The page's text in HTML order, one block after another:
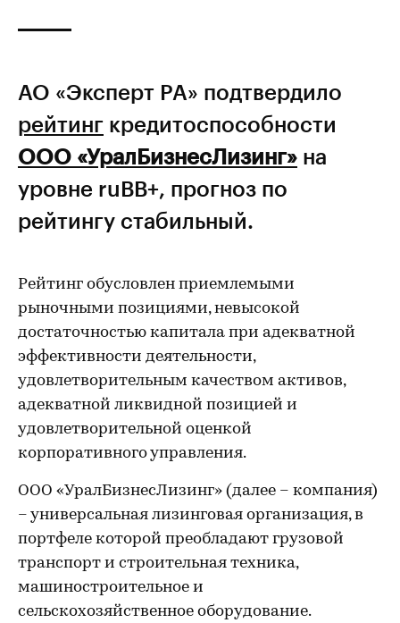
АО «Эксперт РА» подтвердило
рейтинг кредитоспособности
ООО «УралБизнесЛизинг» на
уровне ruВВ+, прогноз по
рейтингу стабильный.
Рейтинг обусловлен приемлемыми
рыночными позициями, невысокой
достаточностью капитала при адекватной
эффективности деятельности,
удовлетворительным качеством активов,
адекватной ликвидной позицией и
удовлетворительной оценкой
корпоративного управления.
ООО «УралБизнесЛизинг» (далее – компания)
– универсальная лизинговая организация, в
портфеле которой преобладают грузовой
транспорт и строительная техника,
машиностроительное и
сельскохозяйственное оборудование.